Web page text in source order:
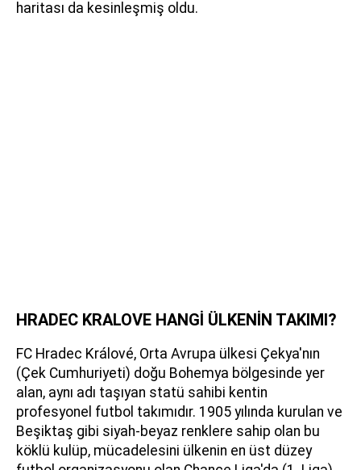
haritası da kesinleşmiş oldu.
HRADEC KRALOVE HANGİ ÜLKENİN TAKIMI?
FC Hradec Králové, Orta Avrupa ülkesi Çekya'nın
(Çek Cumhuriyeti) doğu Bohemya bölgesinde yer
alan, aynı adı taşıyan statü sahibi kentin
profesyonel futbol takımıdır. 1905 yılında kurulan ve
Beşiktaş gibi siyah-beyaz renklere sahip olan bu
köklü kulüp, mücadelesini ülkenin en üst düzey